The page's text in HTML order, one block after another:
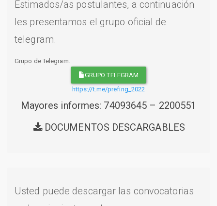
Estimados/as postulantes, a continuación
les presentamos el grupo oficial de
telegram.
Grupo de Telegram:
GRUPO TELEGRAM
https://t.me/prefing_2022
Mayores informes: 74093645 – 2200551
DOCUMENTOS DESCARGABLES
Usted puede descargar las convocatorias